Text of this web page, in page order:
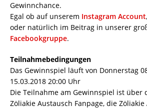
Gewinnchance.
Egal ob auf unserem Instagram Account,
oder natürlich im Beitrag in unserer
Facebookgruppe.
Teilnahmebedingungen
Das Gewinnspiel läuft von Donnerstag
15.03.2018 20:00 Uhr
Die Teilnahme am Gewinnspiel ist über
Zöliakie Austausch Fanpage, die Zöliakie